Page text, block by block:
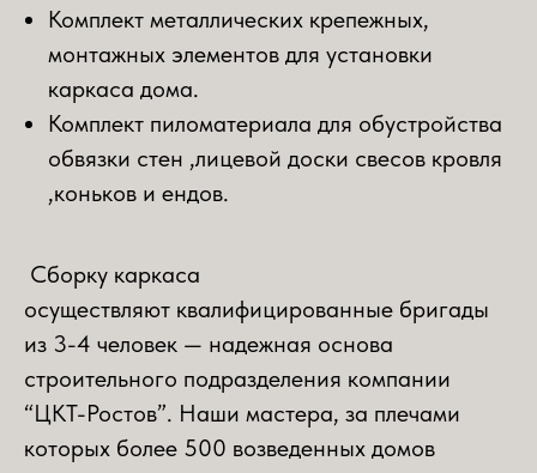
Комплект металлических крепежных,
монтажных элементов для установки
каркаса дома.
Комплект пиломатериала для обустройства
обвязки стен ,лицевой доски свесов кровля
,коньков и ендов.
Сборку каркаса
осуществляют квалифицированные бригады
из 3-4 человек — надежная основа
строительного подразделения компании
“ЦКТ-Ростов”. Наши мастера, за плечами
которых более 500 возведенных домов